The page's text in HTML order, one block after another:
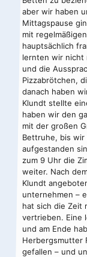
aber wir haben
Mittagspause
mit
hauptsächlich
lernten wir nicht
und die
Pizzabrötchen,
danach haben
Klundt stellte
haben wir den
mit der großen
Bettruhe, bis wir
aufgestanden
zum 9 Uhr die
weiter. Nach
Klundt
unternehmen –
hat sich die Zeit
vertrieben. Eine
und am Ende
Herbergsmutter
gefallen – und